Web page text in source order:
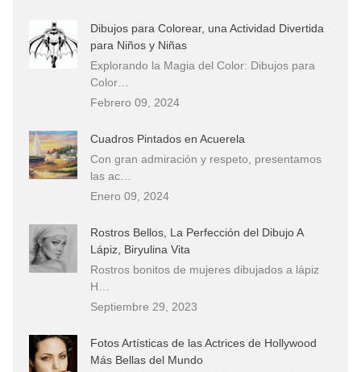
Dibujos para Colorear, una Actividad Divertida
para Niños y Niñas
Explorando la Magia del Color: Dibujos para
Color…
Febrero 09, 2024
Cuadros Pintados en Acuerela
Con gran admiración y respeto, presentamos
las ac…
Enero 09, 2024
Rostros Bellos, La Perfección del Dibujo A
Lápiz, Biryulina Vita
Rostros bonitos de mujeres dibujados a lápiz
H…
Septiembre 29, 2023
Fotos Artísticas de las Actrices de Hollywood
Más Bellas del Mundo